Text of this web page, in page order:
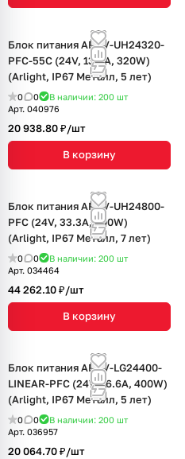
Блок питания ARPV-UH24320-
PFC-55C (24V, 13.3A, 320W)
(Arlight, IP67 Металл, 5 лет)
0 0 В наличии: 200 шт
Арт. 040976
20 938.80 ₽/шт
В корзину
Блок питания ARPV-UH24800-
PFC (24V, 33.3A, 800W)
(Arlight, IP67 Металл, 7 лет)
0 0 В наличии: 200 шт
Арт. 034464
44 262.10 ₽/шт
В корзину
Блок питания ARPV-LG24400-
LINEAR-PFC (24V, 16.6A, 400W)
(Arlight, IP67 Металл, 5 лет)
0 0 В наличии: 200 шт
Арт. 036957
20 064.70 ₽/шт